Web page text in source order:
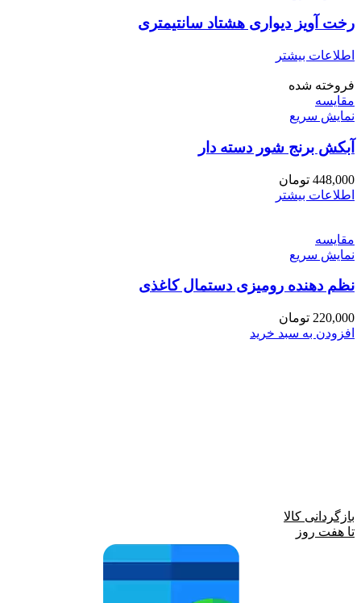
رخت آویز دیواری هشتاد سانتیمتری
اطلاعات بیشتر
فروخته شده
مقايسه
نمایش سریع
آبکش برنج شور دسته دار
448,000 تومان
اطلاعات بیشتر
مقايسه
نمایش سریع
نظم دهنده رومیزی دستمال کاغذی
220,000 تومان
افزودن به سبد خرید
بازگردانی کالا
تا هفت روز